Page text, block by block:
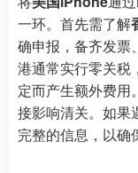
一环。首先需了解
确申报，备齐发票
港通常实行零关税
定而产生额外费用
接影响清关。如果
完整的信息，以确